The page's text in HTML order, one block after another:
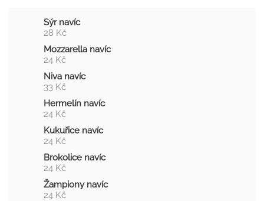
Sýr navíc
28 Kč
Mozzarella navíc
24 Kč
Niva navíc
33 Kč
Hermelín navíc
24 Kč
Kukuřice navíc
24 Kč
Brokolice navíc
24 Kč
Žampiony navíc
24 Kč